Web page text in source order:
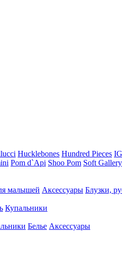
Hucklebones Hundred Pieces
Pom d`Api Shoo Pom Soft Gallery
малышей Аксессуары Блузки,
Купальники
Белье Аксессуары